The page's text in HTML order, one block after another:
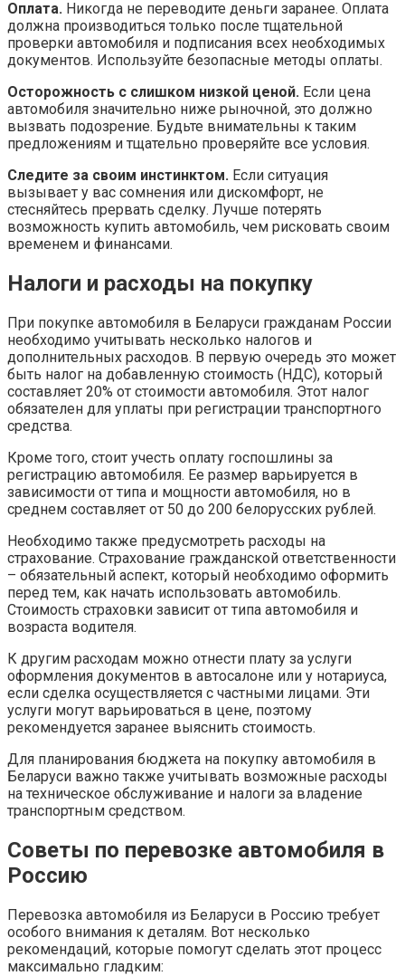
Оплата. Никогда не переводите деньги заранее. Оплата
должна производиться только после тщательной
проверки автомобиля и подписания всех необходимых
документов. Используйте безопасные методы оплаты.
Осторожность с слишком низкой ценой. Если цена
автомобиля значительно ниже рыночной, это должно
вызвать подозрение. Будьте внимательны к таким
предложениям и тщательно проверяйте все условия.
Следите за своим инстинктом. Если ситуация
вызывает у вас сомнения или дискомфорт, не
стесняйтесь прервать сделку. Лучше потерять
возможность купить автомобиль, чем рисковать своим
временем и финансами.
Налоги и расходы на покупку
При покупке автомобиля в Беларуси гражданам России
необходимо учитывать несколько налогов и
дополнительных расходов. В первую очередь это может
быть налог на добавленную стоимость (НДС), который
составляет 20% от стоимости автомобиля. Этот налог
обязателен для уплаты при регистрации транспортного
средства.
Кроме того, стоит учесть оплату госпошлины за
регистрацию автомобиля. Ее размер варьируется в
зависимости от типа и мощности автомобиля, но в
среднем составляет от 50 до 200 белорусских рублей.
Необходимо также предусмотреть расходы на
страхование. Страхование гражданской ответственности
– обязательный аспект, который необходимо оформить
перед тем, как начать использовать автомобиль.
Стоимость страховки зависит от типа автомобиля и
возраста водителя.
К другим расходам можно отнести плату за услуги
оформления документов в автосалоне или у нотариуса,
если сделка осуществляется с частными лицами. Эти
услуги могут варьироваться в цене, поэтому
рекомендуется заранее выяснить стоимость.
Для планирования бюджета на покупку автомобиля в
Беларуси важно также учитывать возможные расходы
на техническое обслуживание и налоги за владение
транспортным средством.
Советы по перевозке автомобиля в
Россию
Перевозка автомобиля из Беларуси в Россию требует
особого внимания к деталям. Вот несколько
рекомендаций, которые помогут сделать этот процесс
максимально гладким: